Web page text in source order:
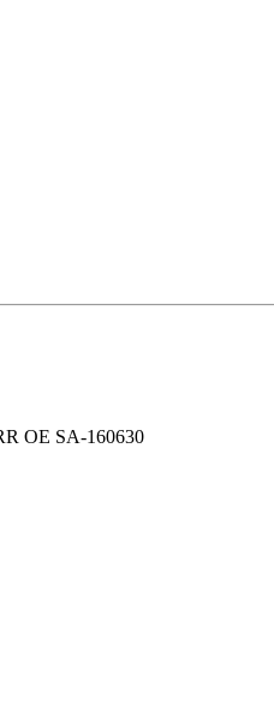
OE SA-160630